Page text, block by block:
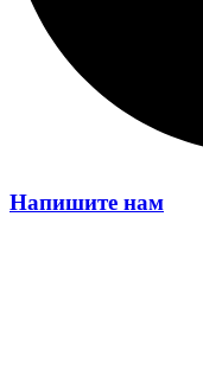
Напишите нам